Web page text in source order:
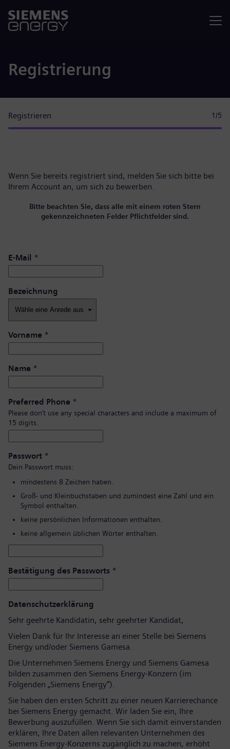
Registrierung
Registrieren 1 /5
Wenn Sie bereits registriert sind, melden Sie sich bitte bei
Ihrem Account an, um sich zu bewerben.
Bitte beachten Sie, dass alle mit einem roten Stern
gekennzeichneten Felder Pflichtfelder sind.
E-Mail *
Bezeichnung
Vorname *
Name *
Preferred Phone *
Please don’t use any special characters and include a maximum of
15 digits.
Passwort *
Dein Passwort muss:
mindestens 8 Zeichen haben.
Groß- und Kleinbuchstaben und zumindest eine Zahl und ein
Symbol enthalten.
keine persönlichen Informationen enthalten.
keine allgemein üblichen Wörter enthalten.
Bestätigung des Passworts *
Datenschutzerklärung
Sehr geehrte Kandidatin, sehr geehrter Kandidat,
Vielen Dank für Ihr Interesse an einer Stelle bei Siemens
Energy und/oder Siemens Gamesa.
Die Unternehmen Siemens Energy und Siemens Gamesa
bilden zusammen den Siemens Energy-Konzern (im
Folgenden „Siemens Energy“).
Sie haben den ersten Schritt zu einer neuen Karrierechance
bei Siemens Energy gemacht. Wir laden Sie ein, Ihre
Bewerbung auszufüllen. Wenn Sie sich damit einverstanden
erklären, Ihre Daten allen relevanten Unternehmen des
Siemens Energy-Konzerns zugänglich zu machen, erhöht